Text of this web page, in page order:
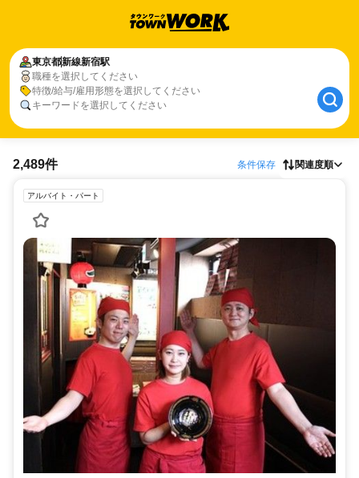
東京都新線新宿駅
職種を選択してください
特徴/給与/雇用形態を選択してください
キーワードを選択してください
2,489件 条件保存 関連度順
アルバイト・パート